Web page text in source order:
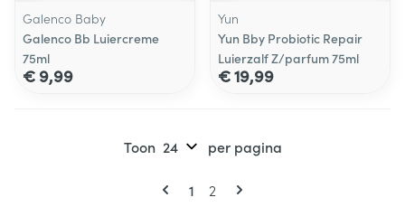
Galenco Baby
Galenco Bb Luiercreme
75ml
€ 9,99
Yun
Yun Bby Probiotic Repair
Luierzalf Z/parfum 75ml
€ 19,99
Pagina's
U lees momenteel pagina
1 Pagina
2
Toon per pagina